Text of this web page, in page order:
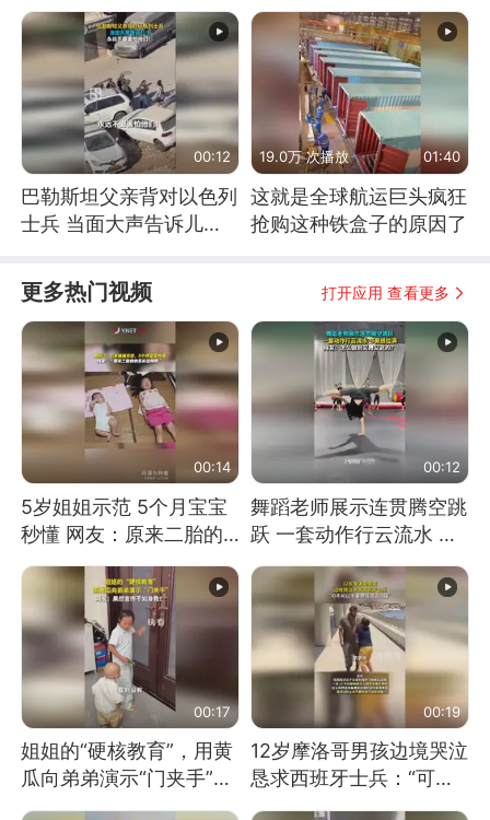
00:12
巴勒斯坦父亲背对以色列
士兵 当面大声告诉儿
19.0万 次播放 01:40
这就是全球航运巨头疯狂
抢购这种铁盒子的原因了
更多热门视频 打开应用 查看更多
00:14
5岁姐姐示范 5个月宝宝
秒懂 网友：原来二胎的
快乐长这样
00:12
舞蹈老师展示连贯腾空跳
跃 一套动作行云流水 节
奏感拉满 网友：怎么做
到又舞又武的？
00:17
姐姐的“硬核教育”，用黄
瓜向弟弟演示“门夹手”，
网友：果然言传不如身
00:19
12岁摩洛哥男孩边境哭泣
恳求西班牙士兵：“可不
可以不要把我遣返回国”